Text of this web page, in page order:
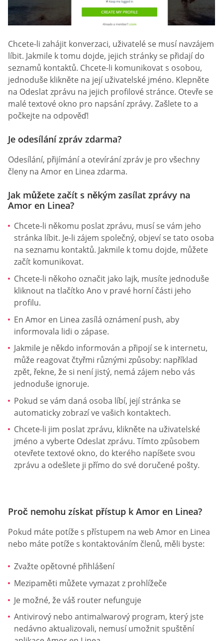
Chcete-li zahájit konverzaci, uživatelé se musí navzájem
líbit. Jakmile k tomu dojde, jejich stránky se přidají do
seznamů kontaktů. Chcete-li komunikovat s osobou,
jednoduše klikněte na její uživatelské jméno. Klepněte
na Odeslat zprávu na jejich profilové stránce. Otevře se
malé textové okno pro napsání zprávy. Zašlete to a
počkejte na odpověď!
Je odesílání zpráv zdarma?
Odesílání, přijímání a otevírání zpráv je pro všechny
členy na Amor en Linea zdarma.
Jak můžete začít s někým zasílat zprávy na
Amor en Linea?
Chcete-li někomu poslat zprávu, musí se vám jeho
stránka líbit. Je-li zájem společný, objeví se tato osoba
na seznamu kontaktů. Jakmile k tomu dojde, můžete
začít komunikovat.
Chcete-li někoho označit jako lajk, musíte jednoduše
kliknout na tlačítko Ano v pravé horní části jeho
profilu.
En Amor en Linea zasílá oznámení push, aby
informovala lidi o zápase.
Jakmile je někdo informován a připojí se k internetu,
může reagovat čtyřmi různými způsoby: například
zpět, řekne, že si není jistý, nemá zájem nebo vás
jednoduše ignoruje.
Pokud se vám daná osoba líbí, její stránka se
automaticky zobrazí ve vašich kontaktech.
Chcete-li jim poslat zprávu, klikněte na uživatelské
jméno a vyberte Odeslat zprávu. Tímto způsobem
otevřete textové okno, do kterého napíšete svou
zprávu a odešlete ji přímo do své doručené pošty.
Proč nemohu získat přístup k Amor en Linea?
Pokud máte potíže s přístupem na web Amor en Linea
nebo máte potíže s kontaktováním členů, měli byste:
Zvažte opětovné přihlášení
Mezipaměti můžete vymazat z prohlížeče
Je možné, že váš router nefunguje
Antivirový nebo antimalwarový program, který jste
nedávno aktualizovali, nemusí umožnit spuštění